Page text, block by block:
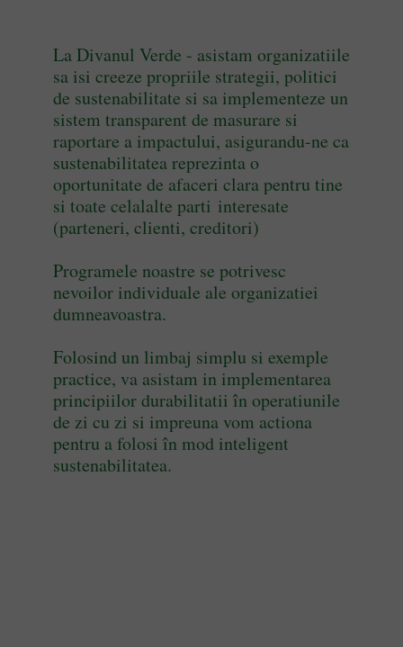
La Divanul Verde - asistam organizatiile
sa isi creeze propriile strategii, politici
de sustenabilitate si sa implementeze un
sistem transparent de masurare si
raportare a impactului, asigurandu-ne ca
sustenabilitatea reprezinta o
oportunitate de afaceri clara pentru tine
si toate celalalte parti interesate
(parteneri, clienti, creditori)
Programele noastre se potrivesc
nevoilor individuale ale organizatiei
dumneavoastra.
Folosind un limbaj simplu si exemple
practice, va asistam in implementarea
principiilor durabilitatii în operatiunile
de zi cu zi si impreuna vom actiona
pentru a folosi în mod inteligent
sustenabilitatea.